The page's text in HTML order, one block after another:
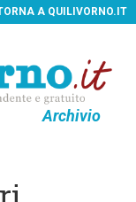
Archivio
A QUILIVORNO.IT